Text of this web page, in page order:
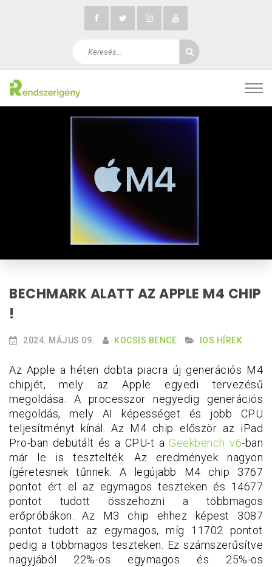
BECHMARK ALATT AZ APPLE M4 CHIP
!
2024. MÁJUS 09. KOCSIS BENCE IOS HÍREK
Az Apple a héten dobta piacra új generációs M4
chipjét, mely az Apple egyedi tervezésű
megoldása. A processzor negyedig generációs
megoldás, mely AI képességet és jobb CPU
teljesítményt kínál. Az M4 chip először az iPad
Pro-ban debütált és a CPU-t a Geekbench v6-ban
már le is tesztelték. Az eredmények nagyon
ígéretesnek tűnnek. A legújabb M4 chip 3767
pontot ért el az egymagos teszteken és 14677
pontot tudott összehozni a többmagos
erőpróbákon. Az M3 chip ehhez képest 3087
pontot tudott az egymagos, míg 11702 pontot
pedig a többmagos teszteken. Ez számszerűsítve
nagyjából 22%-os egymagos és 25%-os